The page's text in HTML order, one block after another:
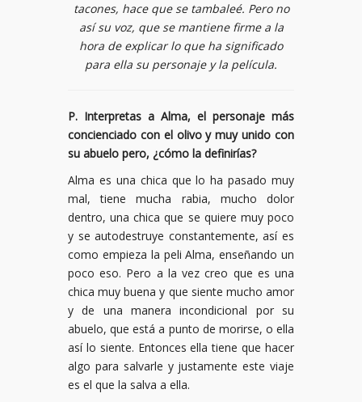
tacones, hace que se tambaleé. Pero no
así su voz, que se mantiene firme a la
hora de explicar lo que ha significado
para ella su personaje y la película.
P. Interpretas a Alma, el personaje más
concienciado con el olivo y muy unido con
su abuelo pero, ¿cómo la definirías?
Alma es una chica que lo ha pasado muy
mal, tiene mucha rabia, mucho dolor
dentro, una chica que se quiere muy poco
y se autodestruye constantemente, así es
como empieza la peli Alma, enseñando un
poco eso. Pero a la vez creo que es una
chica muy buena y que siente mucho amor
y de una manera incondicional por su
abuelo, que está a punto de morirse, o ella
así lo siente. Entonces ella tiene que hacer
algo para salvarle y justamente este viaje
es el que la salva a ella.